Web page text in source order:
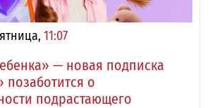
11:07
— новая подписка
позаботится о
подрастающего